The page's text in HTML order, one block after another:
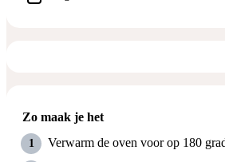
Zo maak je het
Verwarm de oven voor op 180